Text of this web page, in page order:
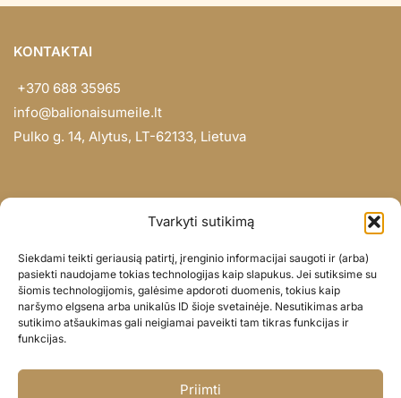
Tvarkyti sutikimą
Siekdami teikti geriausią patirtį, įrenginio informacijai saugoti ir (arba)
pasiekti naudojame tokias technologijas kaip slapukus. Jei sutiksime su
šiomis technologijomis, galėsime apdoroti duomenis, tokius kaip
naršymo elgsena arba unikalūs ID šioje svetainėje. Nesutikimas arba
sutikimo atšaukimas gali neigiamai paveikti tam tikras funkcijas ir
funkcijas.
Priimti
KONTAKTAI
+370 688 35965
info@balionaisumeile.lt
Pulko g. 14, Alytus, LT-62133, Lietuva
Didmena
Darbų portfolio
Privatumo politika
Parduotuvės politika